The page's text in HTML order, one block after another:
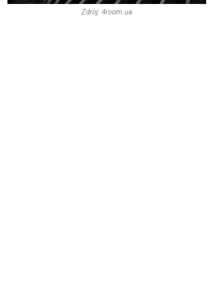
Zdroj: 4room.ua